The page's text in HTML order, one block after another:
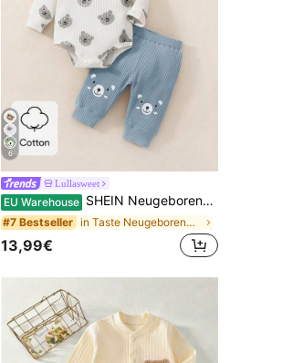
6
Lullasweet
EU Warehouse SHEIN Neugeborenen Baby Jungen Kleidung Set: Süßer & Stylischer Hut, Langarm Bodysuit und Bequeme Hose
#7 Bestseller in Taste Neugeborenen-Sets
13,99€